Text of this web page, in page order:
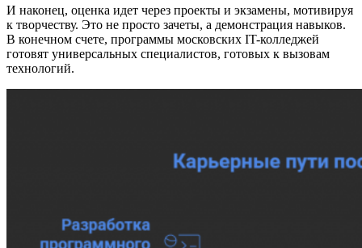
И наконец, оценка идет через проекты и экзамены, мотивируя
к творчеству. Это не просто зачеты, а демонстрация навыков.
В конечном счете, программы московских IT-колледжей
готовят универсальных специалистов, готовых к вызовам
технологий.